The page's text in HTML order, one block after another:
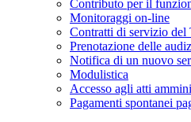
Contributo per il
Monitoraggi on-line
Contratti di servizio
Prenotazione delle
Notifica di un nuovo
Modulistica
Accesso agli atti
Pagamenti spontanei